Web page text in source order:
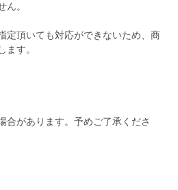
ん。
定頂いても対応ができないため、商
ます。
合があります。予めご了承くださ